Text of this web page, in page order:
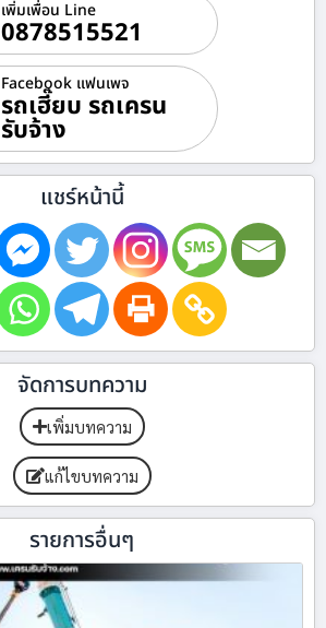
เพิ่มเพื่อน Line
0878515521
Facebook แฟนเพจ
รถเฮี๊ยบ รถเครน
รับจ้าง
แชร์หน้านี้
จัดการบทความ
เพิ่มบทความ
แก้ไขบทความ
รายการอื่นๆ